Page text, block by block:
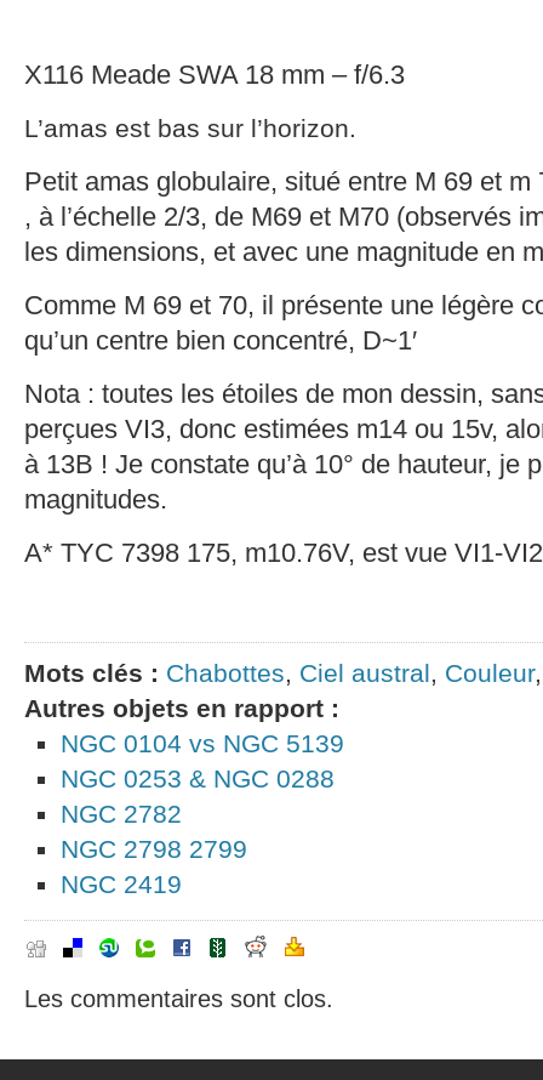
X116 Meade SWA 18 mm – f/6.3
L’amas est bas sur l’horizon.
Petit amas globulaire, situé entre M 69 et m
, à l’échelle 2/3, de M69 et M70 (observés
les dimensions, et avec une magnitude en
Comme M 69 et 70, il présente une légère
qu’un centre bien concentré, D~1′
Nota : toutes les étoiles de mon dessin,
perçues VI3, donc estimées m14 ou 15v,
à 13B ! Je constate qu’à 10° de hauteur, je
magnitudes.
A* TYC 7398 175, m10.76V, est vue VI1-VI2
Mots clés : Chabottes, Ciel austral, Couleur
Autres objets en rapport :
NGC 0104 vs NGC 5139
NGC 0253 & NGC 0288
NGC 2782
NGC 2798 2799
NGC 2419
Les commentaires sont clos.